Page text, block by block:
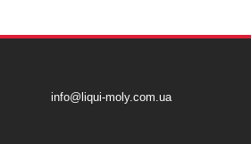
info@liqui-moly.com.ua